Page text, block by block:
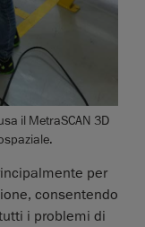
il MetraSCAN 3D
per
consentendo
i problemi di